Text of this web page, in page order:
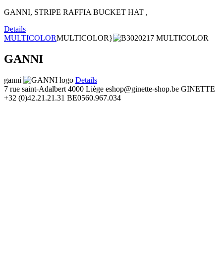
GANNI, STRIPE RAFFIA BUCKET HAT ,
Details
MULTICOLORMULTICOLOR}
GANNI
ganni
Details
7 rue saint-Adalbert 4000 Liège eshop@ginette-shop.be GINETTE
+32 (0)42.21.21.31 BE0560.967.034